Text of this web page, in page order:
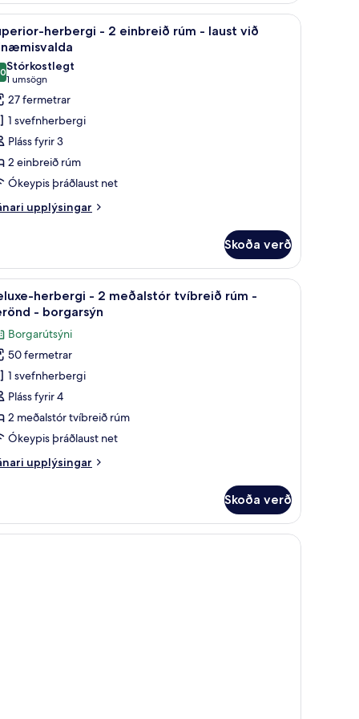
öryggishólf í herbergi
öryggishólf í herbergi Rúmföt af bestu gerð, dúnsængur, míníbar,
4
herbergi - 2 einbreið rúm - laust við
af 10
Stórkostlegt
1 umsögn
(1
umsögn)
27 fermetrar
1 svefnherbergi
Pláss fyrir 3
2 einbreið rúm
Ókeypis þráðlaust net
upplýsingar
Skoða verð
rúm - baðker - borgarsýn | Rúmföt af bestu gerð, dúnsængur, míníbar,
Deluxe-herbergi - 2 meðalstór tvíbreið
9
herbergi - 2 meðalstór tvíbreið rúm -
- borgarsýn
Borgarútsýni
50 fermetrar
1 svefnherbergi
Pláss fyrir 4
2 meðalstór tvíbreið rúm
Ókeypis þráðlaust net
upplýsingar
Skoða verð